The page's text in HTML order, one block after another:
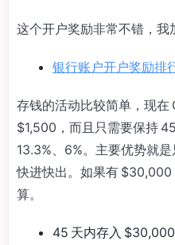
这个开户奖励非常不错，我
银行账户开户奖励排
存钱的活动比较简单，现
$1,500，而且只需要保持
13.3%、6%。主要优势就
快进快出。如果有
算。
45 天内存入